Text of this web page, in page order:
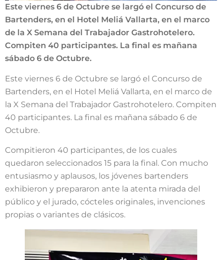
Este viernes 6 de Octubre se largó el Concurso de
Bartenders, en el Hotel Meliá Vallarta, en el marco
de la X Semana del Trabajador Gastrohotelero.
Compiten 40 participantes. La final es mañana
sábado 6 de Octubre.
Este viernes 6 de Octubre se largó el Concurso de
Bartenders, en el Hotel Meliá Vallarta, en el marco de
la X Semana del Trabajador Gastrohotelero. Compiten
40 participantes. La final es mañana sábado 6 de
Octubre.
Compitieron 40 participantes, de los cuales
quedaron seleccionados 15 para la final. Con mucho
entusiasmo y aplausos, los jóvenes bartenders
exhibieron y prepararon ante la atenta mirada del
público y el jurado, cócteles originales, invenciones
propias o variantes de clásicos.